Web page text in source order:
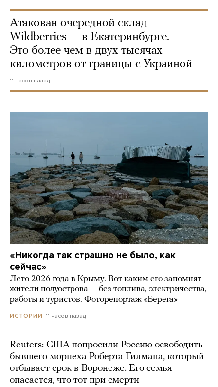
Атакован очередной склад
Wildberries — в Екатеринбурге.
Это более чем в двух тысячах
километров от границы с Украиной
11 часов назад
«Никогда так страшно не было, как
сейчас»
Лето 2026 года в Крыму. Вот каким его запомнят
жители полуострова — без топлива, электричества,
работы и туристов. Фоторепортаж «Берега»
ИСТОРИИ 11 часов назад
Reuters: США попросили Россию освободить
бывшего морпеха Роберта Гилмана, который
отбывает срок в Воронеже. Его семья
опасается, что тот при смерти